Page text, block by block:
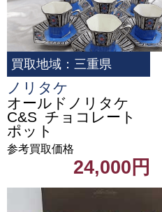
買取地域：三重県
ノリタケ
オールドノリタケ
C&S チョコレート
ポット
参考買取価格
24,000円